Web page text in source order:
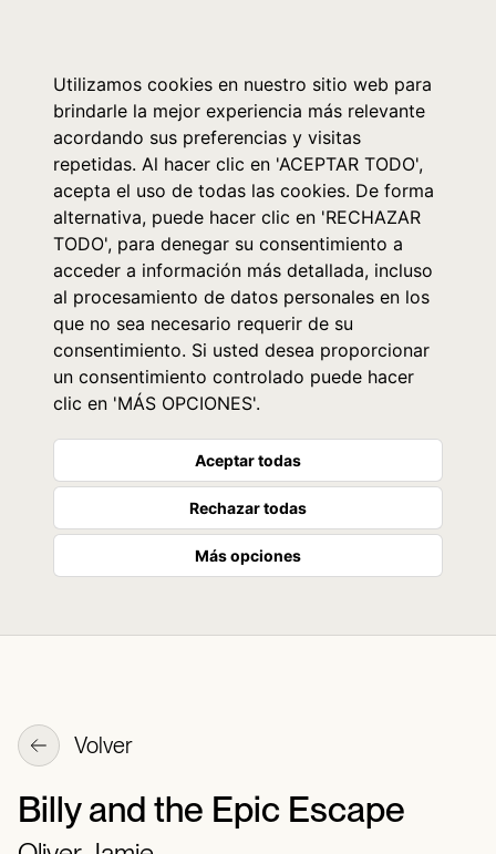
Utilizamos cookies en nuestro sitio web para
brindarle la mejor experiencia más relevante
acordando sus preferencias y visitas
repetidas. Al hacer clic en 'ACEPTAR TODO',
acepta el uso de todas las cookies. De forma
alternativa, puede hacer clic en 'RECHAZAR
TODO', para denegar su consentimiento a
acceder a información más detallada, incluso
al procesamiento de datos personales en los
que no sea necesario requerir de su
consentimiento. Si usted desea proporcionar
un consentimiento controlado puede hacer
clic en 'MÁS OPCIONES'.
Aceptar todas
Rechazar todas
Más opciones
Volver
Billy and the Epic Escape